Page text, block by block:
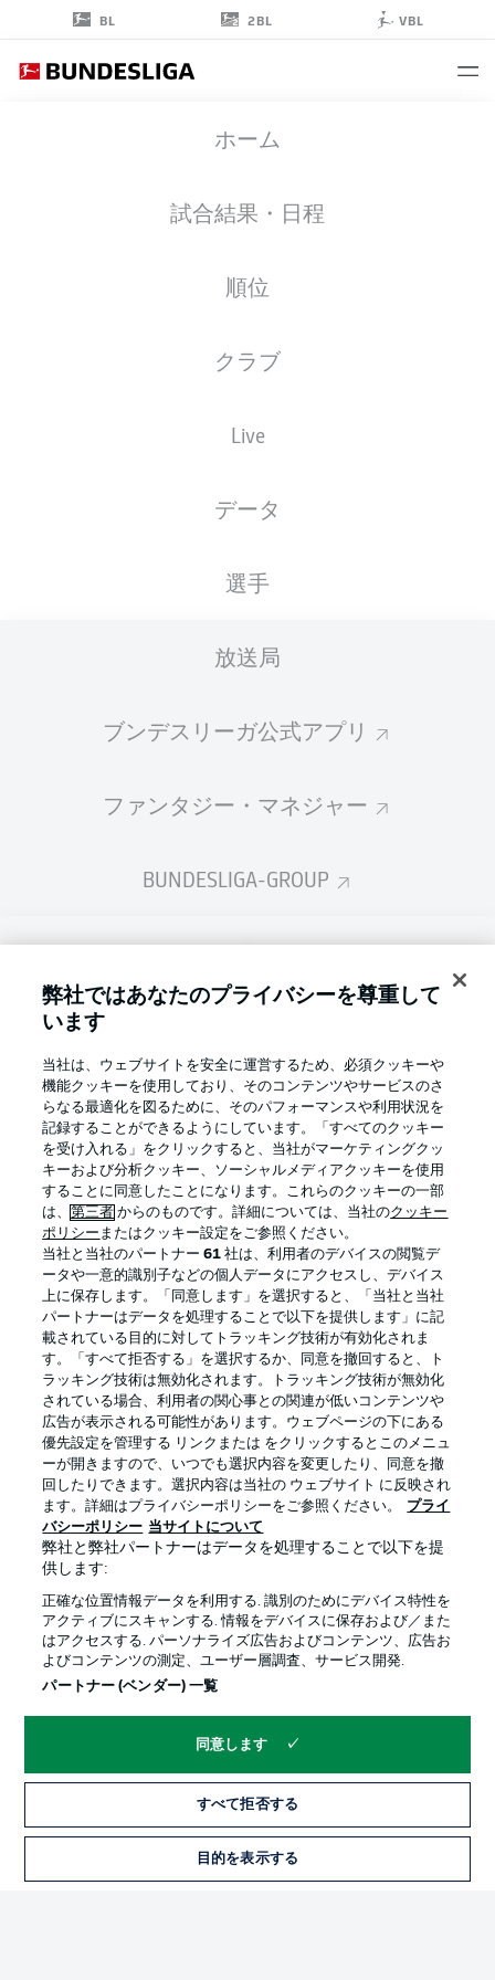
BL 2BL VBL
ホーム
試合結果・日程
順位
クラブ
Live
データ
選手
放送局
ブンデスリーガ公式アプリ
ファンタジー・マネジャー
BUNDESLIGA-GROUP
ログイン
07.09.1960
2026/2027
Football as it's meant to be
BUNDESLIGA APP
Official Partners
プライバシー・ポリシー 優先設定を管理する
放送局
当サイトについて
弊社ではあなたのプライバシーを尊重して
います
当社は、ウェブサイトを安全に運営するため、必須クッキーや
機能クッキーを使用しており、そのコンテンツやサービスのさ
らなる最適化を図るために、そのパフォーマンスや利用状況を
記録することができるようにしています。「すべてのクッキー
を受け入れる」をクリックすると、当社がマーケティングクッ
キーおよび分析クッキー、ソーシャルメディアクッキーを使用
することに同意したことになります。これらのクッキーの一部
は、第三者 からのものです。詳細については、当社のクッキー
ポリシー またはクッキー設定をご参照ください。
当社と当社のパートナー61 社は、利用者のデバイスの閲覧デ
ータや一意的識別子などの個人データにアクセスし、デバイス
上に保存します。「同意します」を選択すると、「当社と当社
パートナーはデータを処理することで以下を提供します」に記
載されている目的に対してトラッキング技術が有効化されま
す。「すべて拒否する」を選択するか、同意を撤回すると、ト
ラッキング技術は無効化されます。トラッキング技術が無効化
されている場合、利用者の関心事との関連が低いコンテンツや
広告が表示される可能性があります。ウェブページの下にある
優先設定を管理する リンクまたは をクリックするとこのメニュ
ーが開きますので、いつでも選択内容を変更したり、同意を撤
回したりできます。選択内容は当社の ウェブサイト に反映され
ます。詳細はプライバシーポリシーをご参照ください。
プライ
バシーポリシー 当サイトについて
弊社と弊社パートナーはデータを処理することで以下を提
供します:
正確な位置情報データを利用する. 識別のためにデバイス特性を
アクティブにスキャンする. 情報をデバイスに保存および／また
はアクセスする. パーソナライズ広告およびコンテンツ、広告お
よびコンテンツの測定、ユーザー層調査、サービス開発.
パートナー (ベンダー) 一覧
同意します
すべて拒否する
目的を表示する